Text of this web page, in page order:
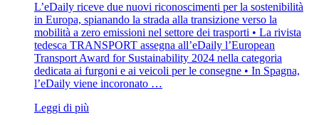
L’eDaily riceve due nuovi riconoscimenti per la sostenibilità
in Europa, spianando la strada alla transizione verso la
mobilità a zero emissioni nel settore dei trasporti • La rivista
tedesca TRANSPORT assegna all’eDaily l’European
Transport Award for Sustainability 2024 nella categoria
dedicata ai furgoni e ai veicoli per le consegne • In Spagna,
l’eDaily viene incoronato …
Leggi di più